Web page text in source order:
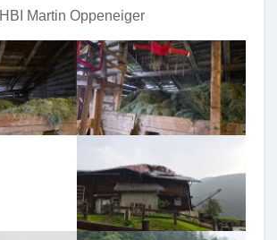
HBI Martin Oppeneiger